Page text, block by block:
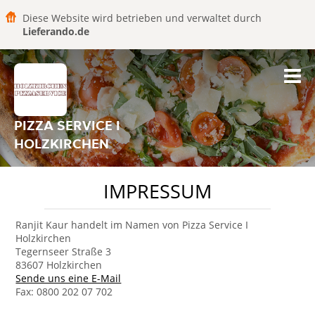
Diese Website wird betrieben und verwaltet durch
Lieferando.de
PIZZA SERVICE I
HOLZKIRCHEN
IMPRESSUM
Ranjit Kaur handelt im Namen von Pizza Service I
Holzkirchen
Tegernseer Straße 3
83607 Holzkirchen
Sende uns eine E-Mail
Fax: 0800 202 07 702